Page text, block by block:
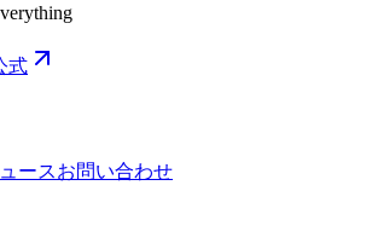
式
ースお問い合わせ